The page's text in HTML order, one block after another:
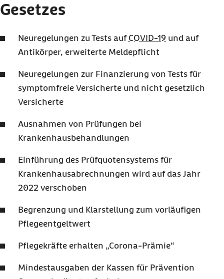
Gesetzes
Neuregelungen zu Tests auf COVID-19 und auf
Antikörper, erweiterte Meldepflicht
Neuregelungen zur Finanzierung von Tests für
symptomfreie Versicherte und nicht gesetzlich
Versicherte
Ausnahmen von Prüfungen bei
Krankenhausbehandlungen
Einführung des Prüfquotensystems für
Krankenhausabrechnungen wird auf das Jahr
2022 verschoben
Begrenzung und Klarstellung zum vorläufigen
Pflegeentgeltwert
Pflegekräfte erhalten „Corona-Prämie“
Mindestausgaben der Kassen für Prävention